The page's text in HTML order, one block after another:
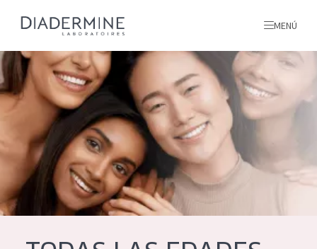
TODOS NUESTROS
todos nuestros productos
MENÚ
INICIO
INGREDIENTES
MÁS SOBRE NOSOTROS
INSPIRACIÓN
contacto